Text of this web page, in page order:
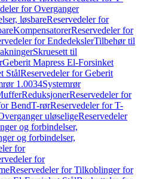
for Overganger
løsbareReservedeler for
KompensatorerReservedeler for
for EndedekslerTilbehør til
Skruesett til
Geberit Mapress El-Forsinket
StålReservedeler for Geberit
1.0034Systemrør
ReduksjonerReservedeler for
BendT-rørReservedeler for T-
uløseligeReservedeler
og forbindelser,
og forbindelser,
for
for
Reservedeler for Tilkoblinger for